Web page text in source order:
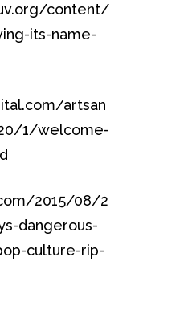
content/
its-name-
artsan
1/welcome-
2015/08/2
dangerous-
culture-rip-